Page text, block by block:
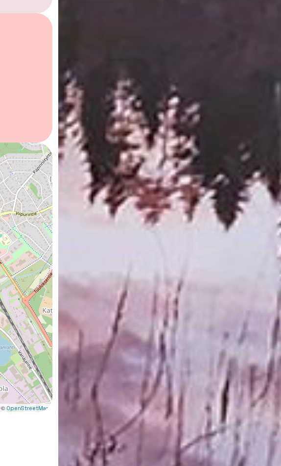
©OpenStreetMap